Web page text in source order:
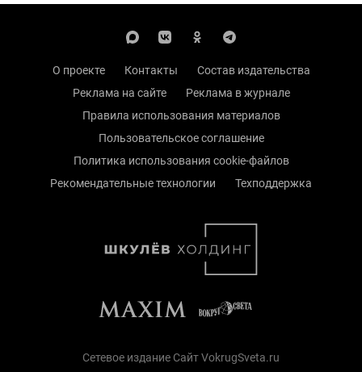
О проекте Контакты
Состав издательства
Реклама на сайте
Реклама в журнале
Правила использования материалов
Пользовательское соглашение
Политика использования cookie-файлов
Рекомендательные технологии
Техподдержка
Сетевое издание Сайт VokrugSveta.ru